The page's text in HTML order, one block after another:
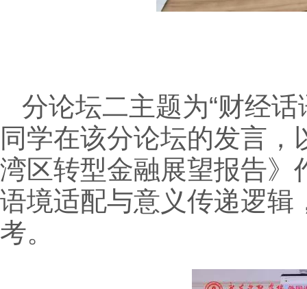
分论坛二主题为“财经
同学在该分论坛的发言
湾区转型金融展望报告》
语境适配与意义传递逻辑
考。